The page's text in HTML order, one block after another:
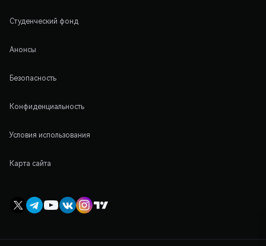
Студенческий фонд
Анонсы
Безопасность
Конфиденциальность
Условия использования
Карта сайта